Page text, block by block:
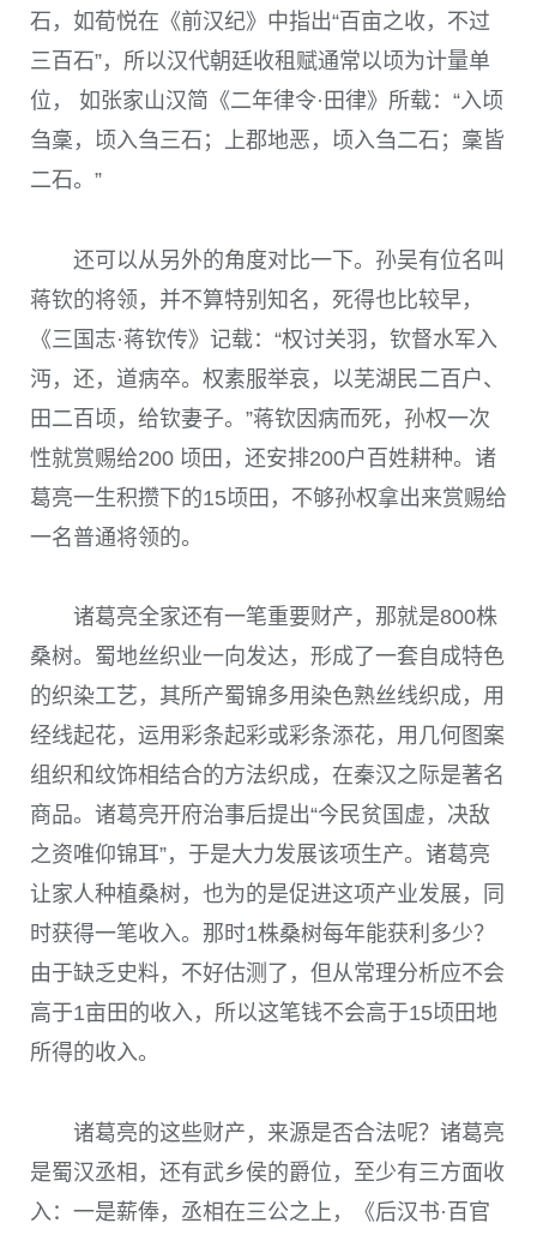
石，如荀悦在《前汉纪》中指出“百亩之收，不过
三百石”，所以汉代朝廷收租赋通常以顷为计量单
位， 如张家山汉简《二年律令·田律》所载：“入顷
刍稾，顷入刍三石；上郡地恶，顷入刍二石；稾皆
二石。”
还可以从另外的角度对比一下。孙吴有位名叫
蒋钦的将领，并不算特别知名，死得也比较早，
《三国志·蒋钦传》记载：“权讨关羽，钦督水军入
沔，还，道病卒。权素服举哀，以芜湖民二百户、
田二百顷，给钦妻子。”蒋钦因病而死，孙权一次
性就赏赐给200 顷田，还安排200户百姓耕种。诸
葛亮一生积攒下的15顷田，不够孙权拿出来赏赐给
一名普通将领的。
诸葛亮全家还有一笔重要财产，那就是800株
桑树。蜀地丝织业一向发达，形成了一套自成特色
的织染工艺，其所产蜀锦多用染色熟丝线织成，用
经线起花，运用彩条起彩或彩条添花，用几何图案
组织和纹饰相结合的方法织成，在秦汉之际是著名
商品。诸葛亮开府治事后提出“今民贫国虚，决敌
之资唯仰锦耳”，于是大力发展该项生产。诸葛亮
让家人种植桑树，也为的是促进这项产业发展，同
时获得一笔收入。那时1株桑树每年能获利多少？
由于缺乏史料，不好估测了，但从常理分析应不会
高于1亩田的收入，所以这笔钱不会高于15顷田地
所得的收入。
诸葛亮的这些财产，来源是否合法呢？诸葛亮
是蜀汉丞相，还有武乡侯的爵位，至少有三方面收
入：一是薪俸，丞相在三公之上，《后汉书·百官